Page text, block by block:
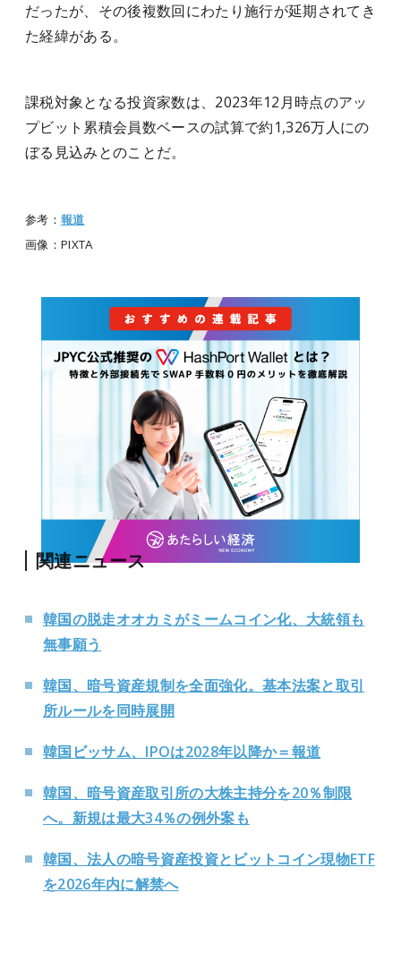
だったが、その後複数回にわたり施行が延期されてき
た経緯がある。
課税対象となる投資家数は、2023年12月時点のアッ
プビット累積会員数ベースの試算で約1,326万人にの
ぼる見込みとのことだ。
参考： 報道
画像：PIXTA
関連ニュース
韓国の脱走オオカミがミームコイン化、大統領も
無事願う
韓国、暗号資産規制を全面強化。基本法案と取引
所ルールを同時展開
韓国ビッサム、IPOは2028年以降か＝報道
韓国、暗号資産取引所の大株主持分を20％制限
へ。新規は最大34％の例外案も
韓国、法人の暗号資産投資とビットコイン現物ETF
を2026年内に解禁へ